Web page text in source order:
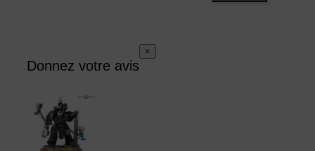
Donnez votre avis
×